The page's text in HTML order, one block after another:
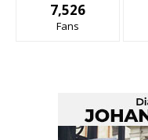
7,526
Fans